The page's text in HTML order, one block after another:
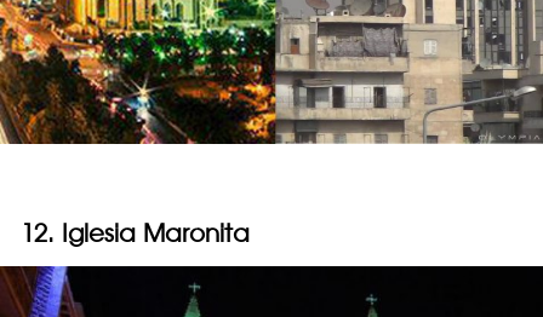
12. Iglesia Maronita